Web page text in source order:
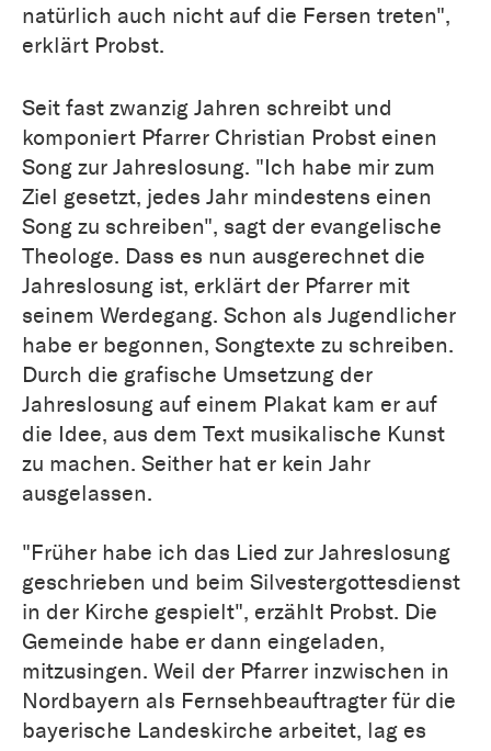
natürlich auch nicht auf die Fersen treten",
erklärt Probst.
Seit fast zwanzig Jahren schreibt und
komponiert Pfarrer Christian Probst einen
Song zur Jahreslosung. "Ich habe mir zum
Ziel gesetzt, jedes Jahr mindestens einen
Song zu schreiben", sagt der evangelische
Theologe. Dass es nun ausgerechnet die
Jahreslosung ist, erklärt der Pfarrer mit
seinem Werdegang. Schon als Jugendlicher
habe er begonnen, Songtexte zu schreiben.
Durch die grafische Umsetzung der
Jahreslosung auf einem Plakat kam er auf
die Idee, aus dem Text musikalische Kunst
zu machen. Seither hat er kein Jahr
ausgelassen.
"Früher habe ich das Lied zur Jahreslosung
geschrieben und beim Silvestergottesdienst
in der Kirche gespielt", erzählt Probst. Die
Gemeinde habe er dann eingeladen,
mitzusingen. Weil der Pfarrer inzwischen in
Nordbayern als Fernsehbeauftragter für die
bayerische Landeskirche arbeitet, lag es